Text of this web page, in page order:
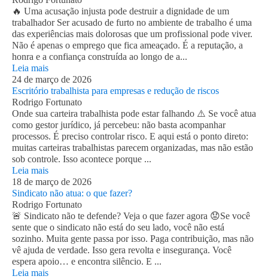
🔥 Uma acusação injusta pode destruir a dignidade de um
trabalhador Ser acusado de furto no ambiente de trabalho é uma
das experiências mais dolorosas que um profissional pode viver.
Não é apenas o emprego que fica ameaçado. É a reputação, a
honra e a confiança construída ao longo de a...
Leia mais
24 de março de 2026
Escritório trabalhista para empresas e redução de riscos
Rodrigo Fortunato
Onde sua carteira trabalhista pode estar falhando ⚠️ Se você atua
como gestor jurídico, já percebeu: não basta acompanhar
processos. É preciso controlar risco. E aqui está o ponto direto:
muitas carteiras trabalhistas parecem organizadas, mas não estão
sob controle. Isso acontece porque ...
Leia mais
18 de março de 2026
Sindicato não atua: o que fazer?
Rodrigo Fortunato
🚨 Sindicato não te defende? Veja o que fazer agora 😟Se você
sente que o sindicato não está do seu lado, você não está
sozinho. Muita gente passa por isso. Paga contribuição, mas não
vê ajuda de verdade. Isso gera revolta e insegurança. Você
espera apoio… e encontra silêncio. E ...
Leia mais